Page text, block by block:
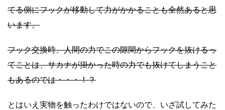
てる側にフックが移動して力がかかることも全然あると思
います。
フック交換時、人間の力でこの隙間からフックを抜けるっ
てことは、サカナが掛かった時の力でも抜けてしまうこと
もあるのでは・・・！？
とはいえ実物を触ったわけではないので、いざ試してみた